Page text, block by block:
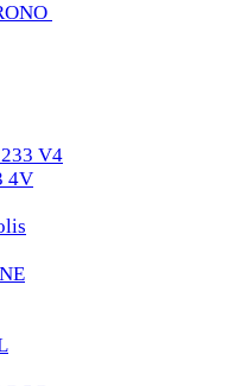
V4
4V